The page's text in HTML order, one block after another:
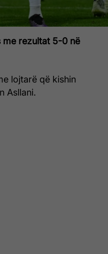
me rezultat 5-0 në
lojtarë që kishin
Asllani.